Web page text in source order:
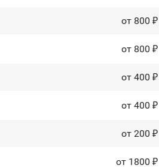
от 800 ₽
от 800 ₽
от 400 ₽
от 400 ₽
от 200 ₽
от 1800 ₽